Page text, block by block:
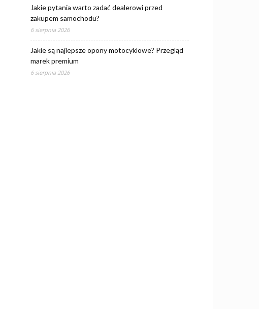
Jakie pytania warto zadać dealerowi przed
zakupem samochodu?
6 sierpnia 2026
Jakie są najlepsze opony motocyklowe? Przegląd
marek premium
6 sierpnia 2026